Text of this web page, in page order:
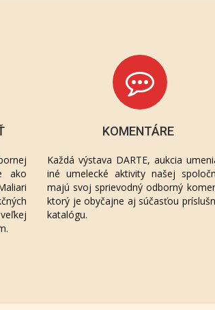
ako
KOMENTÁRE
Každá výstava DARTE, aukcia
iné umelecké aktivity našej
majú svoj sprievodný odborný
ktorý je obyčajne aj súčasťou
katalógu.